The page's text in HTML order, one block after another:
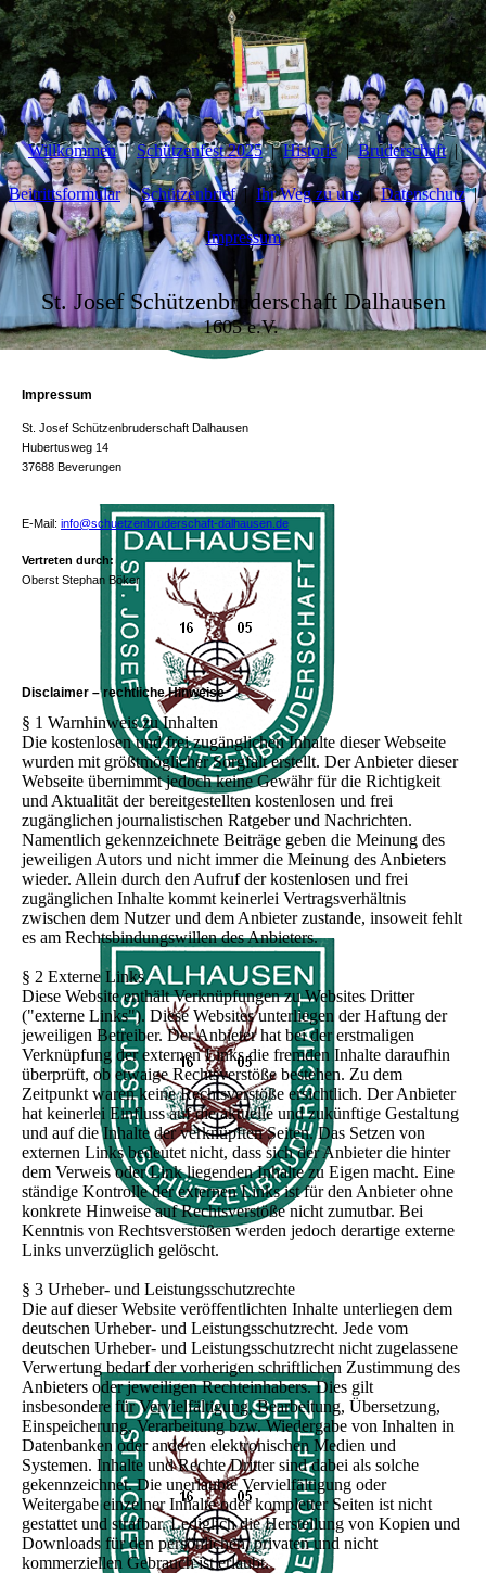
Willkommen Schützenfest 2025 Historie Bruderschaft
Beitrittsformular Schützenbrief Ihr Weg zu uns Datenschutz
Impressum
St. Josef Schützenbruderschaft Dalhausen
1605 e.V.
Impressum
St. Josef Schützenbruderschaft Dalhausen
Hubertusweg 14
37688 Beverungen
E-Mail: info@schuetzenbruderschaft-dalhausen.de
Vertreten durch:
Oberst Stephan Böker
Disclaimer – rechtliche Hinweise
§ 1 Warnhinweis zu Inhalten
Die kostenlosen und frei zugänglichen Inhalte dieser Webseite
wurden mit größtmöglicher Sorgfalt erstellt. Der Anbieter dieser
Webseite übernimmt jedoch keine Gewähr für die Richtigkeit
und Aktualität der bereitgestellten kostenlosen und frei
zugänglichen journalistischen Ratgeber und Nachrichten.
Namentlich gekennzeichnete Beiträge geben die Meinung des
jeweiligen Autors und nicht immer die Meinung des Anbieters
wieder. Allein durch den Aufruf der kostenlosen und frei
zugänglichen Inhalte kommt keinerlei Vertragsverhältnis
zwischen dem Nutzer und dem Anbieter zustande, insoweit fehlt
es am Rechtsbindungswillen des Anbieters.
§ 2 Externe Links
Diese Website enthält Verknüpfungen zu Websites Dritter
("externe Links"). Diese Websites unterliegen der Haftung der
jeweiligen Betreiber. Der Anbieter hat bei der erstmaligen
Verknüpfung der externen Links die fremden Inhalte daraufhin
überprüft, ob etwaige Rechtsverstöße bestehen. Zu dem
Zeitpunkt waren keine Rechtsverstöße ersichtlich. Der Anbieter
hat keinerlei Einfluss auf die aktuelle und zukünftige Gestaltung
und auf die Inhalte der verknüpften Seiten. Das Setzen von
externen Links bedeutet nicht, dass sich der Anbieter die hinter
dem Verweis oder Link liegenden Inhalte zu Eigen macht. Eine
ständige Kontrolle der externen Links ist für den Anbieter ohne
konkrete Hinweise auf Rechtsverstöße nicht zumutbar. Bei
Kenntnis von Rechtsverstößen werden jedoch derartige externe
Links unverzüglich gelöscht.
§ 3 Urheber- und Leistungsschutzrechte
Die auf dieser Website veröffentlichten Inhalte unterliegen dem
deutschen Urheber- und Leistungsschutzrecht. Jede vom
deutschen Urheber- und Leistungsschutzrecht nicht zugelassene
Verwertung bedarf der vorherigen schriftlichen Zustimmung des
Anbieters oder jeweiligen Rechteinhabers. Dies gilt
insbesondere für Vervielfältigung, Bearbeitung, Übersetzung,
Einspeicherung, Verarbeitung bzw. Wiedergabe von Inhalten in
Datenbanken oder anderen elektronischen Medien und
Systemen. Inhalte und Rechte Dritter sind dabei als solche
gekennzeichnet. Die unerlaubte Vervielfältigung oder
Weitergabe einzelner Inhalte oder kompletter Seiten ist nicht
gestattet und strafbar. Lediglich die Herstellung von Kopien und
Downloads für den persönlichen, privaten und nicht
kommerziellen Gebrauch ist erlaubt.